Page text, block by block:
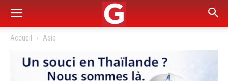
Accueil Asie